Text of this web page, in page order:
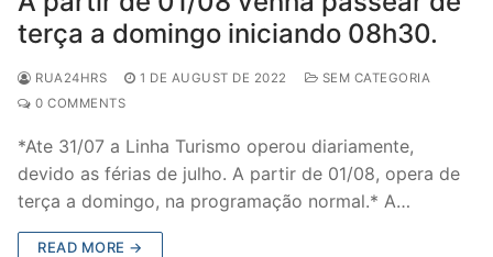
terça a domingo iniciando 08h30.
RUA24HRS 1 DE AUGUST DE 2022
SEM CATEGORIA
0 COMMENTS
*Ate 31/07 a Linha Turismo operou diariamente,
devido as férias de julho. A partir de 01/08, opera de
terça a domingo, na programação normal.* A…
READ MORE →